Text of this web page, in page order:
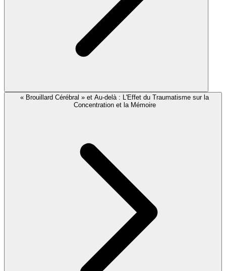
« Brouillard Cérébral » et Au-delà : L'Effet du Traumatisme sur la
Concentration et la Mémoire